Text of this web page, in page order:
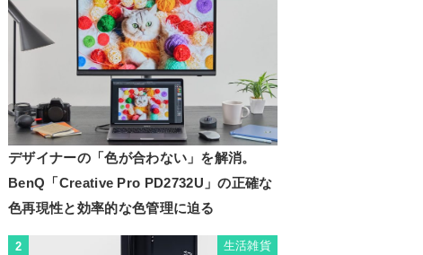
デザイナーの「色が合わない」を解消。
BenQ「Creative Pro PD2732U」の正確な
色再現性と効率的な色管理に迫る
2 生活雑貨